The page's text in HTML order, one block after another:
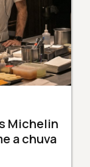
Michelin
a chuva